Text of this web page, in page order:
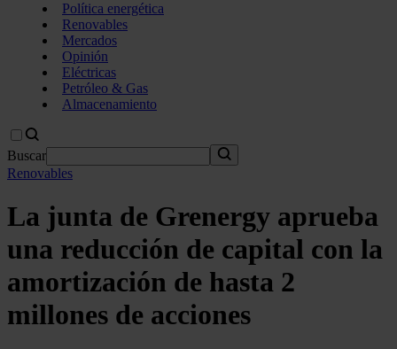
Política energética
Renovables
Mercados
Opinión
Eléctricas
Petróleo & Gas
Almacenamiento
Buscar
Renovables
La junta de Grenergy aprueba
una reducción de capital con la
amortización de hasta 2
millones de acciones